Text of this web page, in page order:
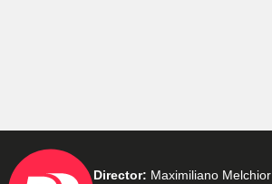
Director: Maximiliano Melchior